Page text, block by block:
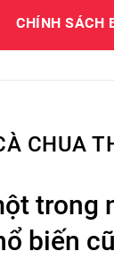
CHÍNH SÁCH
CHUA
trong
biến